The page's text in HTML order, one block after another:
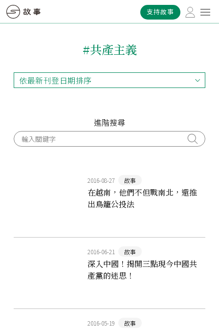
支持故事
#共產主義
依最新刊登日期排序
依最新刊登日期排序
進階搜尋
2016-08-27 故事
在越南，他們不但戰南北，還推
出鳥籠公投法
2016-06-21 故事
深入中國！揭開三點現今中國共
產黨的迷思！
2016-05-19 故事